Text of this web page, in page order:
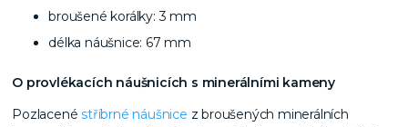
broušené korálky: 3 mm
délka náušnice: 67 mm
O provlékacích náušnicích s minerálními kameny
Pozlacenéstříbrné náušnice z broušených minerálních